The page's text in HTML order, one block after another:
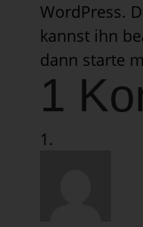
WordPress.
kannst ihn
dann starte
1